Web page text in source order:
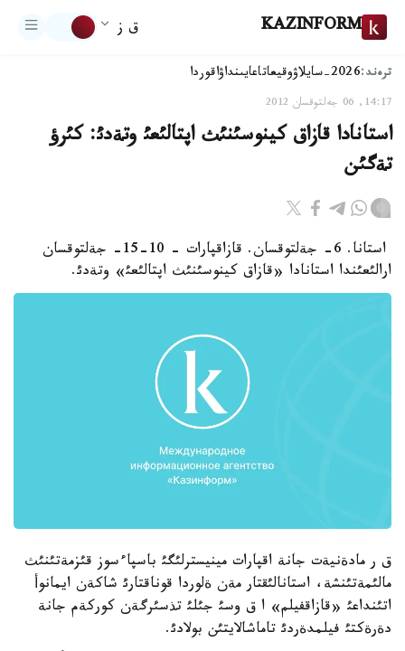
KAZINFORM ق ز
ترەند:2026-سايلاۋ وقيعاتاعايىنداۋاقوردا
14:17, 06 جەلتوقسان 2012
استانادا قازاق كينوسئنئث اپتالئعئ وتةدئ: كئرؤ
تةگئن
استانا. 6- جةلتوقسان. قازاقپارات - 10-15- جةلتوقسان
ارالئعئندا استانادا «قازاق كينوسئنئث اپتالئعئ» وتةدئ.
ق ر مادةنيةت جانة اقپارات مينيسترلئگئ باسپاءسوز قئزمةتئنئث
مالئمةتئنشة، استانالئقتار مةن ةلوردا قوناقتارئ شاكةن ايمانوأ
اتئنداعئ «قازاقفيلم» ا ق وسئ جئلئ تذسئرگةن كوركةم جانة
دةرةكتئ فيلمدةردئ تاماشالايتئن بولادئ.